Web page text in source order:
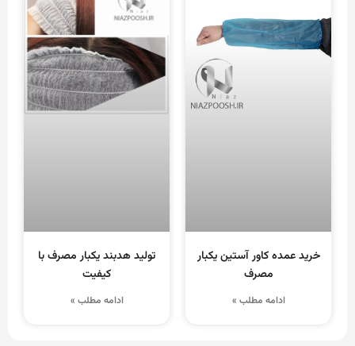
خرید عمده کاور آستین یکبار
مصرف
ادامه مطلب »
تولید هدبند یکبار مصرف با
کیفیت
ادامه مطلب »